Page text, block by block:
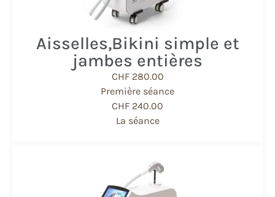
Aisselles, ​Bikini simple et
jambes entières
CHF 280.00
Première séance
CHF 240.00
La séance